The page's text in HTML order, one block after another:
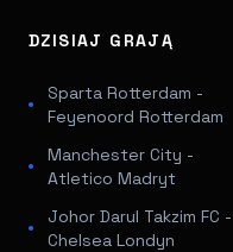
DZISIAJ GRAJĄ
Sparta Rotterdam -
Feyenoord Rotterdam
Manchester City -
Atletico Madryt
Johor Darul Takzim FC -
Chelsea Londyn